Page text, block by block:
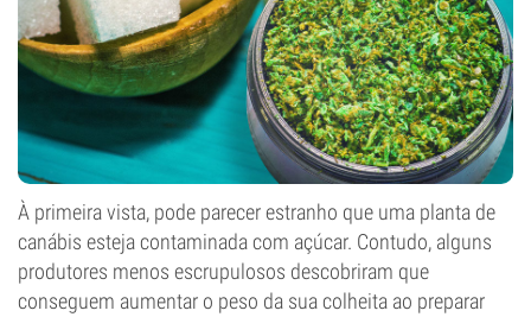
À primeira vista, pode parecer estranho que uma planta de
canábis esteja contaminada com açúcar. Contudo, alguns
produtores menos escrupulosos descobriram que
conseguem aumentar o peso da sua colheita ao preparar